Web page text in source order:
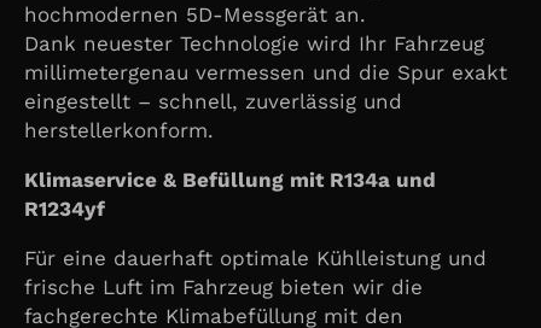
hochmodernen 5D-Messgerät an.
Dank neuester Technologie wird Ihr Fahrzeug
millimetergenau vermessen und die Spur exakt
eingestellt – schnell, zuverlässig und
herstellerkonform.
Klimaservice & Befüllung mit R134a und
R1234yf
Für eine dauerhaft optimale Kühlleistung und
frische Luft im Fahrzeug bieten wir die
fachgerechte Klimabefüllung mit den